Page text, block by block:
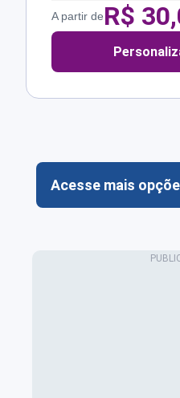
A partir deR$
Acesse mais